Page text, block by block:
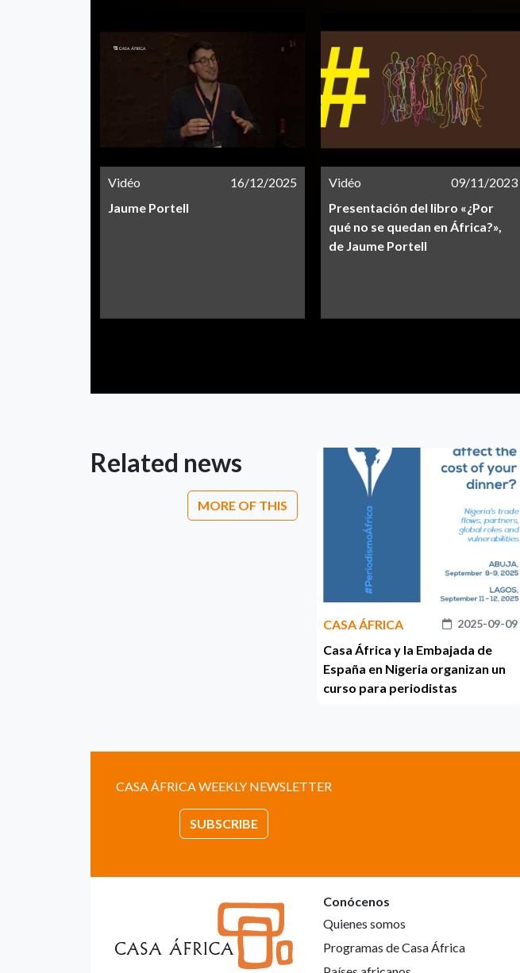
Vidéo
16/12/2025
Jaume Portell
Vidéo
09/11/2023
Presentación del libro «¿Por
qué no se quedan en África?»,
de Jaume Portell
Related news
MORE OF THIS
CASA ÁFRICA 2025-09-09
Casa África y la Embajada de
España en Nigeria organizan un
curso para periodistas
CASA ÁFRICA WEEKLY NEWSLETTER
SUBSCRIBE
Conócenos
Quienes somos
Programas de Casa África